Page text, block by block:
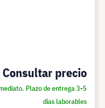
Consultar precio
Plazo de entrega 3-5
días laborables